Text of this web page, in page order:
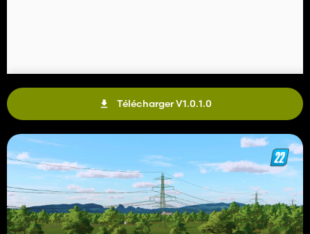
Télécharger V1.0.1.0